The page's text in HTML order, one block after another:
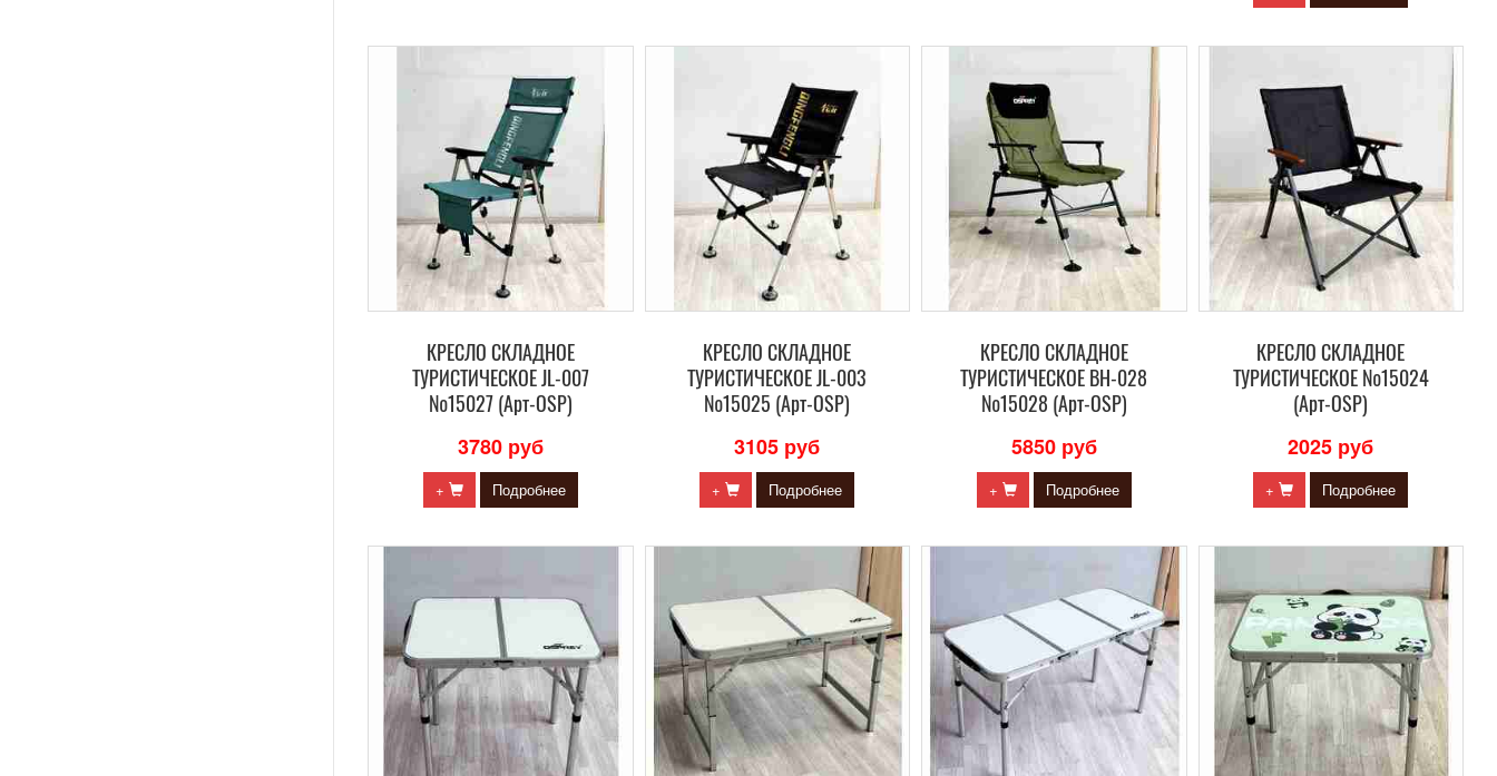
КРЕСЛО СКЛАДНОЕ
ТУРИСТИЧЕСКОЕ JL-007
№15027 (Арт-OSP)
3780 руб
+ Подробнее
КРЕСЛО СКЛАДНОЕ
ТУРИСТИЧЕСКОЕ JL-003
№15025 (Арт-OSP)
3105 руб
+ Подробнее
КРЕСЛО СКЛАДНОЕ
ТУРИСТИЧЕСКОЕ BH-028
№15028 (Арт-OSP)
5850 руб
+ Подробнее
КРЕСЛО СКЛАДНОЕ
ТУРИСТИЧЕСКОЕ №15024
(Арт-OSP)
2025 руб
+ Подробнее